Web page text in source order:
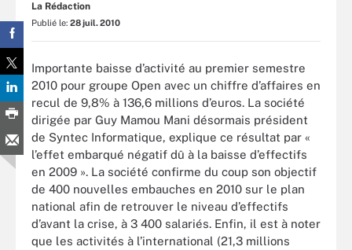
La Rédaction
Publié le: 28 juil. 2010
Importante baisse d’activité au premier semestre
2010 pour groupe Open avec un chiffre d’affaires en
recul de 9,8% à 136,6 millions d’euros. La société
dirigée par Guy Mamou Mani désormais président
de Syntec Informatique, explique ce résultat par «
l’effet embarqué négatif dû à la baisse d’effectifs
en 2009 ». La société confirme du coup son objectif
de 400 nouvelles embauches en 2010 sur le plan
national afin de retrouver le niveau d’effectifs
d’avant la crise, à 3 400 salariés. Enfin, il est à noter
que les activités à l’international (21,3 millions